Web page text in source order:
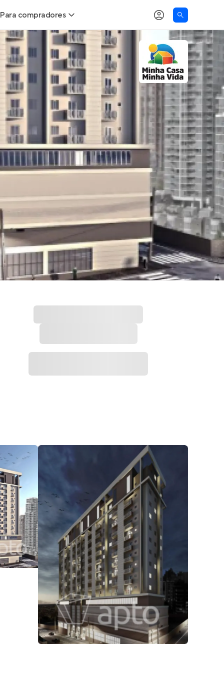
Para compradores
Buscar um imóvel novo
Calcule seu Poder de Compra
Comprar x Alugar
Correção do INCC
Simulador de Financiamento
Encontre um corretor